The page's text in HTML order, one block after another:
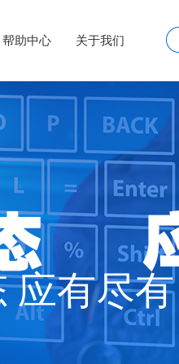
帮助中心 关于我们
应有尽有